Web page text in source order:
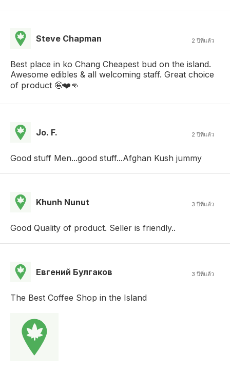
Steve Chapman 2 ปีที่แล้ว
Best place in ko Chang Cheapest bud on the island.
Awesome edibles & all welcoming staff. Great choice
of product 🤪❤️👊
Jo. F. 2 ปีที่แล้ว
Good stuff Men...good stuff...Afghan Kush jummy
Khunh Nunut 3 ปีที่แล้ว
Good Quality of product. Seller is friendly..
Евгений Булгаков 3 ปีที่แล้ว
The Best Coffee Shop in the Island